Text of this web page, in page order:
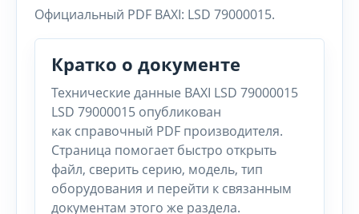
Официальный PDF BAXI: LSD 79000015.
Кратко о документе
Технические данные BAXI LSD 79000015
LSD 79000015 опубликован
как справочный PDF производителя.
Страница помогает быстро открыть
файл, сверить серию, модель, тип
оборудования и перейти к связанным
документам этого же раздела.